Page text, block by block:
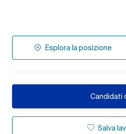
Esplora la posizione
Candidati
Salva